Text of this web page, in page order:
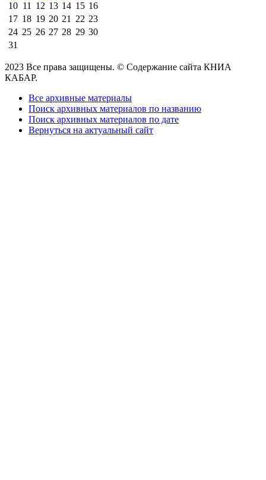
10 11 12 13 14 15 16
17 18 19 20 21 22 23
24 25 26 27 28 29 30
31
2023 Все права защищены. © Содержание сайта КНИА
КАБАР.
Все архивные материалы
Поиск архивных материалов по названию
Поиск архивных материалов по дате
Вернуться на актуальный сайт